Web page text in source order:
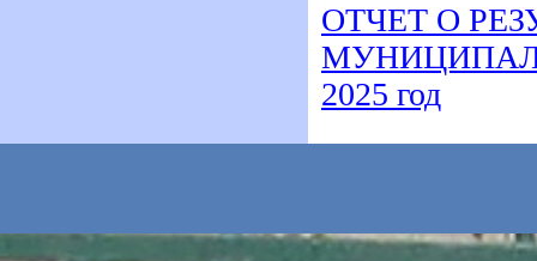
ОТЧЕТ О
2025 год